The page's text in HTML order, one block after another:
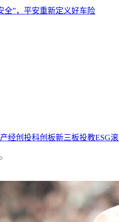
产经创投科创板新三板投教ESG